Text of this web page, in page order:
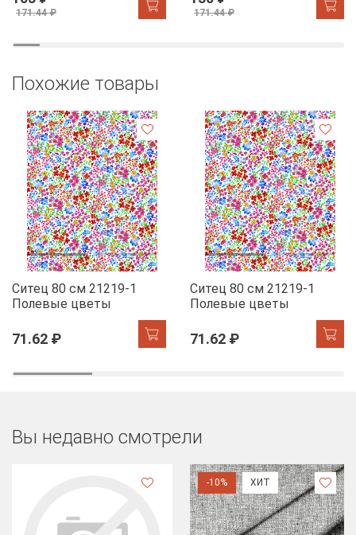
171.44 ₽ 171.44 ₽
Похожие товары
Ситец 80 см 21219-1
Полевые цветы
71.62 ₽
Ситец 80 см 21219-1
Полевые цветы
71.62 ₽
Вы недавно смотрели
-10% ХИТ